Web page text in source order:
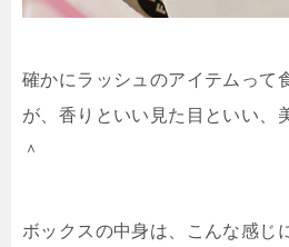
確かにラッシュのアイテムって
が、香りといい見た目といい、
＾
ボックスの中身は、こんな感じ